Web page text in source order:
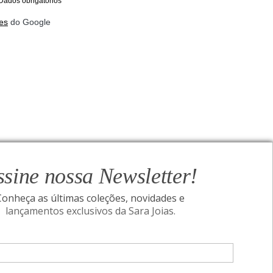
nossa Newsletter!
as últimas coleções, novidades e
lançamentos exclusivos da Sara Joias.
do Google
Assine nossa Newsletter!
Conheça as últimas coleções, novidades e
SIGA-NOS